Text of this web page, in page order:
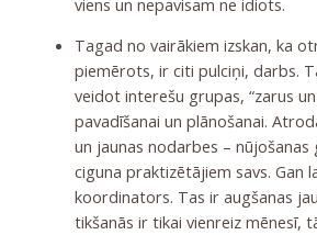
Tagad no vairākiem izskan, ka
piemērots, ir citi pulciņi, darbs.
veidot interešu grupas, “zarus
pavadīšanai un plānošanai.
un jaunas nodarbes – nūjošanas
ciguna praktizētājiem savs. Gan
koordinators. Tas ir augšanas
tikšanās ir tikai vienreiz mēnesī,